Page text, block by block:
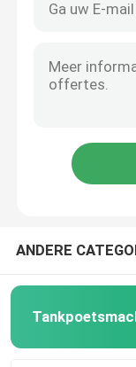
Automatische
Oppoetsende
ANDERE